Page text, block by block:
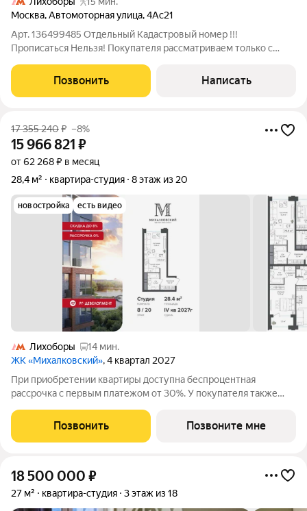
Москва,Автомоторная улица,4Ас21
Арт. 136499485 Отдельный Кадастровый номер !!!
Прописаться Нельзя! Покупателя рассматриваем только с
современные аппартаменты-студия с антресолью и
евроремонтом идеальный вариант для первого
Позвонить Написать
17 355 240₽ –8%
15 966 821 ₽
от 62 268 ₽ в месяц
28,4 м²
квартира-студия 8 этаж из 20
новостройка есть видео
Лихоборы
14 мин.
ЖК «Михалковский», 4 квартал 2027
При приобретении квартиры доступна беспроцентная
рассрочка с первым платежом от 30%. У покупателя также
стоимости квартиры. - Первый платеж составляет 30% от
стоимости объекта и вносится при
Позвонить Позвоните мне
18 500 000 ₽
27 м² квартира-студия 3 этаж из 18